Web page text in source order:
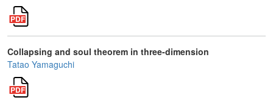
Collapsing and soul theorem in three-dimension
Tatao Yamaguchi